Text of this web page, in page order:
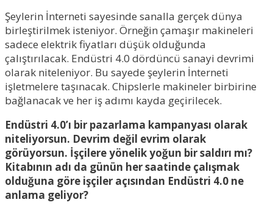
Şeylerin İnterneti sayesinde sanalla gerçek dünya
birleştirilmek isteniyor. Örneğin çamaşır makineleri
sadece elektrik fiyatları düşük olduğunda
çalıştırılacak. Endüstri 4.0 dördüncü sanayi devrimi
olarak niteleniyor. Bu sayede şeylerin İnterneti
işletmelere taşınacak. Chipslerle makineler birbirine
bağlanacak ve her iş adımı kayda geçirilecek.
Endüstri 4.0’ı bir pazarlama kampanyası olarak
niteliyorsun. Devrim değil evrim olarak
görüyorsun. İşçilere yönelik yoğun bir saldırı mı?
Kitabının adı da günün her saatinde çalışmak
olduğuna göre işçiler açısından Endüstri 4.0 ne
anlama geliyor?